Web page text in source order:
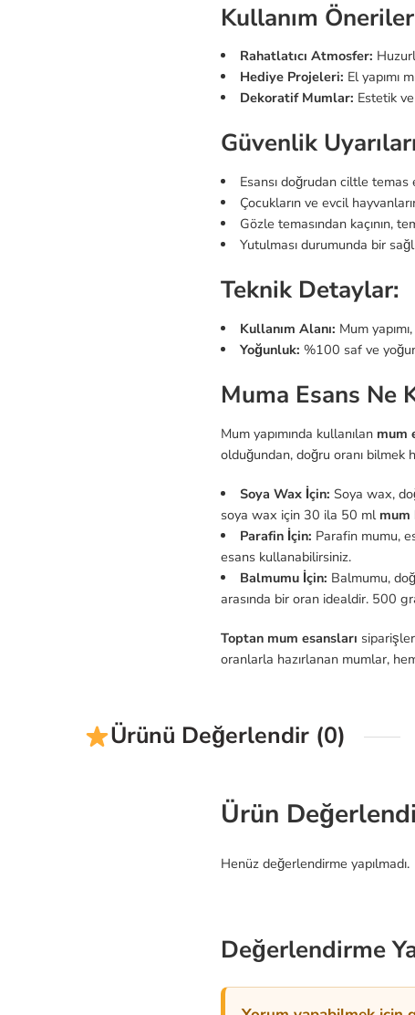
Kullanım
Rahatlatıcı Atmosfer:
Hediye Projeleri: El yapımı
Dekoratif Mumlar: Estetik
Güvenlik
Esansı doğrudan ciltle temas
Çocukların ve evcil
Gözle temasından kaçının,
Yutulması durumunda bir
Teknik Detaylar:
Kullanım Alanı: Mum
Yoğunluk: %100 saf ve
Muma Esans Ne
Mum yapımında kullanılan mum
olduğundan, doğru oranı bilmek
Soya Wax İçin: Soya wax,
soya wax için 30 ila 50 ml mum
Parafin İçin: Parafin mumu,
esans kullanabilirsiniz.
Balmumu İçin: Balmumu,
arasında bir oran idealdir. 500
Toptan mum esansları
oranlarla hazırlanan mumlar,
Ürünü Değerlendir (0)
Ürün
Henüz değerlendirme yapılmadı.
Değerlendirme